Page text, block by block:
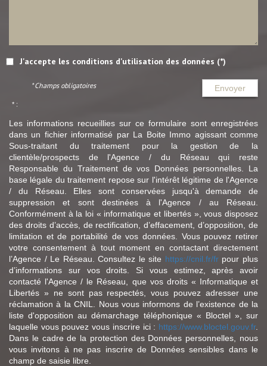
J'accepte les conditions d'utilisation des données (*)
Envoyer
* Champs obligatoires
* :
Les informations recueillies sur ce formulaire sont enregistrées
dans un fichier informatisé par La Boite Immo agissant comme
Sous-traitant du traitement pour la gestion de la
clientèle/prospects de l'Agence / du Réseau qui reste
Responsable du Traitement de vos Données personnelles. La
base légale du traitement repose sur l'intérêt légitime de l'Agence
/ du Réseau. Elles sont conservées jusqu'à demande de
suppression et sont destinées à l'Agence / au Réseau.
Conformément à la loi « informatique et libertés », vous disposez
des droits d’accès, de rectification, d’effacement, d’opposition, de
limitation et de portabilité de vos données. Vous pouvez retirer
votre consentement à tout moment en contactant directement
l’Agence / Le Réseau. Consultez le site https://cnil.fr/frpour plus
d’informations sur vos droits. Si vous estimez, après avoir
contacté l'Agence / le Réseau, que vos droits « Informatique et
Libertés » ne sont pas respectés, vous pouvez adresser une
réclamation à la CNIL. Nous vous informons de l’existence de la
liste d'opposition au démarchage téléphonique « Bloctel », sur
laquelle vous pouvez vous inscrire ici : https://www.bloctel.gouv.fr.
Dans le cadre de la protection des Données personnelles, nous
vous invitons à ne pas inscrire de Données sensibles dans le
champ de saisie libre.